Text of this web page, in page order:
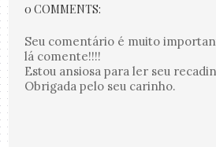
0 COMMENTS:
Seu comentário é muito
lá comente!!!!
Estou ansiosa para ler seu
Obrigada pelo seu carinho.